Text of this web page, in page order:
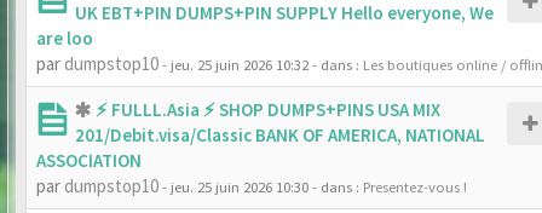
UK EBT+PIN DUMPS+PIN SUPPLY Hello everyone, We
are loo
par dumpstop10- jeu. 25 juin 2026 10:32- dans : Les boutiques online /
⚡ FULLL.Asia ⚡ SHOP DUMPS+PINS USA MIX
201/Debit.visa/Classic BANK OF AMERICA, NATIONAL
ASSOCIATION
par dumpstop10- jeu. 25 juin 2026 10:30- dans : Presentez-vous !